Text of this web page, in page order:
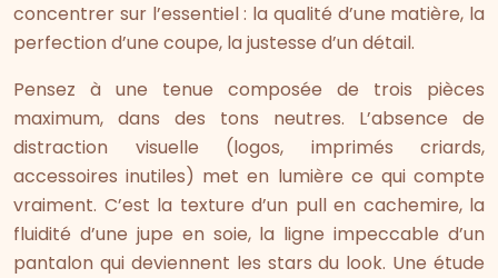
concentrer sur l’essentiel : la qualité d’une matière, la
perfection d’une coupe, la justesse d’un détail.
Pensez à une tenue composée de trois pièces
maximum, dans des tons neutres. L’absence de
distraction visuelle (logos, imprimés criards,
accessoires inutiles) met en lumière ce qui compte
vraiment. C’est la texture d’un pull en cachemire, la
fluidité d’une jupe en soie, la ligne impeccable d’un
pantalon qui deviennent les stars du look. Une étude